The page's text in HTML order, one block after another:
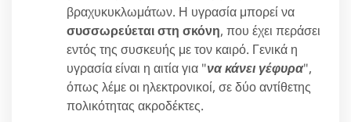
βραχυκυκλωμάτων. Η υγρασία μπορεί να
συσσωρεύεται στη σκόνη, που έχει περάσει
εντός της συσκευής με τον καιρό. Γενικά η
υγρασία είναι η αιτία για "να κάνει γέφυρα",
όπως λέμε οι ηλεκτρονικοί, σε δύο αντίθετης
πολικότητας ακροδέκτες.